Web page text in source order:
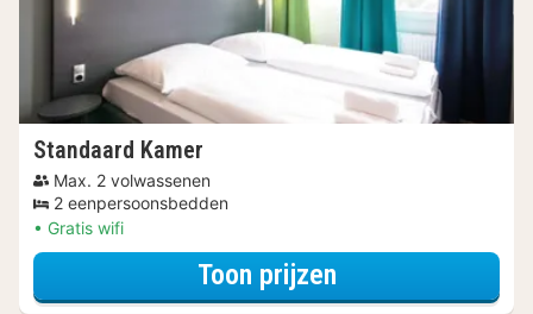
Standaard Kamer
Max. 2 volwassenen
2 eenpersoonsbedden
Gratis wifi
Toon prijzenvoor Standaard